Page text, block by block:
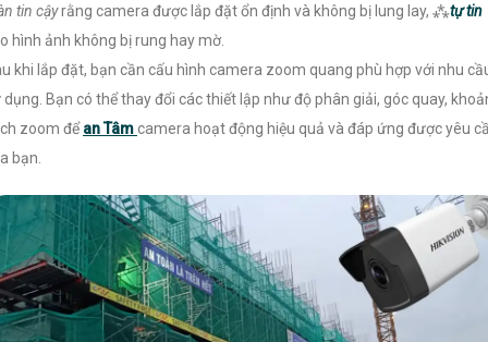
tin cậyrằng camera được lắp đặt ổn định và không bị lung lay, ⁂tự tin
hình ảnh không bị rung hay mờ.
khi lắp đặt, bạn cần cấu hình camera zoom quang phù hợp với nhu
dụng. Bạn có thể thay đổi các thiết lập như độ phân giải, góc quay,
zoom đểan Tâmcamera hoạt động hiệu quả và đáp ứng được yêu
bạn.